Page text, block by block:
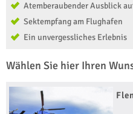
Atemberaubender Ausblick
Sektempfang am Flughafen
Ein unvergessliches Erlebnis
Wählen Sie hier Ihren